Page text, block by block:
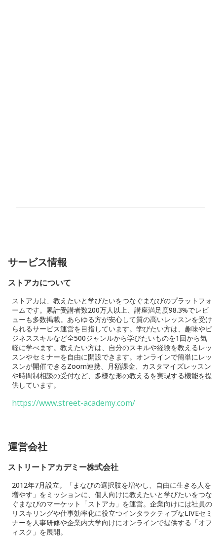
サービス情報
ストアカについて
ストアカは、教えたいと学びたいをつなぐまなびのプラットフォ
ームです。累計受講者数200万人以上、講座満足度98.3%でレビ
ューも多数掲載。あらゆる方が安心して質の高いレッスンを受け
られるサービス運営を目指しています。学びたい方は、趣味やビ
ジネススキルなど全500ジャンルから学びたいものを1回から気
軽に学べます。教えたい方は、自分のスキルや経験を教えるレッ
スンやセミナーを自由に開設できます。オンラインで簡単にレッ
スンが開催できるZoom連携、月額課金、カスタマイズレッスン
や時間制相談の受付など、多様な形の教えるを実現する機能を提
供しています。
https://www.street-academy.com/
運営会社
ストリートアカデミー株式会社
2012年7月設立。「まなびの選択肢を増やし、自由に生きる人を
増やす」をミッションに、個人向けに教えたいと学びたいをつな
ぐまなびのマーケット「ストアカ」を運営。企業向けには社員の
リスキリングや仕事効率化に役立つインタラクティブなLIVEセミ
ナーを人事研修や企業内大学向けにオンラインで提供する「オフ
ィスク」を展開。